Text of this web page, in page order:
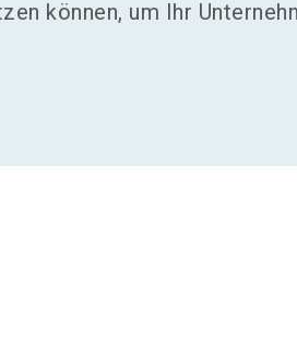
können, um Ihr